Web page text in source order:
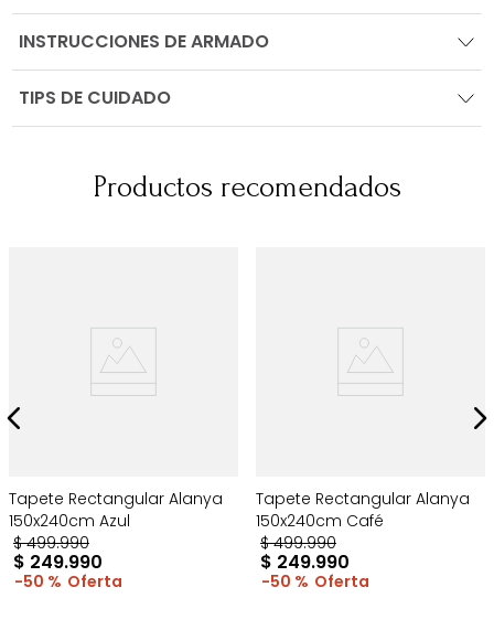
INSTRUCCIONES DE ARMADO
TIPS DE CUIDADO
Productos recomendados
Tapete Rectangular Alanya
150x240cm Azul
$ 499.990
$ 249.990
50 %
Tapete Rectangular Alanya
150x240cm Café
$ 499.990
$ 249.990
50 %